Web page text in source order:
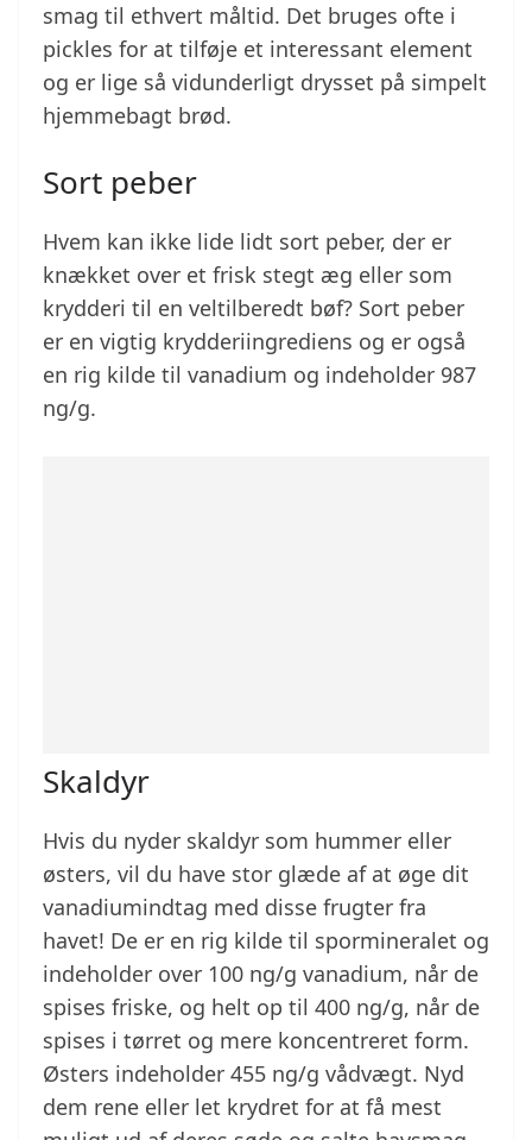
smag til ethvert måltid. Det bruges ofte i
pickles for at tilføje et interessant element
og er lige så vidunderligt drysset på simpelt
hjemmebagt brød.
Sort peber
Hvem kan ikke lide lidt sort peber, der er
knækket over et frisk stegt æg eller som
krydderi til en veltilberedt bøf? Sort peber
er en vigtig krydderiingrediens og er også
en rig kilde til vanadium og indeholder 987
ng/g.
Skaldyr
Hvis du nyder skaldyr som hummer eller
østers, vil du have stor glæde af at øge dit
vanadiumindtag med disse frugter fra
havet! De er en rig kilde til spormineralet og
indeholder over 100 ng/g vanadium, når de
spises friske, og helt op til 400 ng/g, når de
spises i tørret og mere koncentreret form.
Østers indeholder 455 ng/g vådvægt. Nyd
dem rene eller let krydret for at få mest